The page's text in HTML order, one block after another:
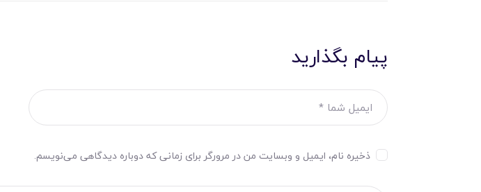
پیام بگذارید
ذخیره نام، ایمیل و وبسایت من در مرورگر برای زمانی که دوباره دیدگاهی می‌نویسم.